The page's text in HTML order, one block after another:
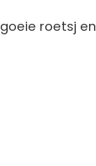
roetsj en